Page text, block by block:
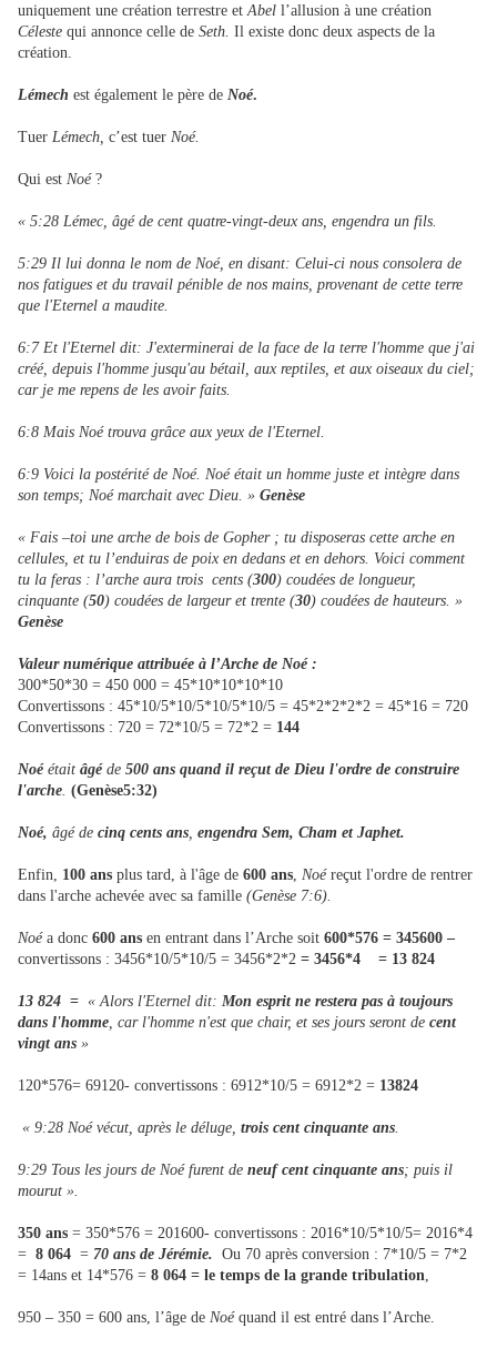
uniquement une création terrestre et Abel l’allusion à une création
Céleste qui annonce celle de Seth. Il existe donc deux aspects de la
création.
Lémech est également le père de Noé.
Tuer Lémech, c’est tuer Noé.
Qui est Noé?
« 5:28 Lémec, âgé de cent quatre-vingt-deux ans, engendra un fils.
5:29 Il lui donna le nom de Noé, en disant: Celui-ci nous consolera de
nos fatigues et du travail pénible de nos mains, provenant de cette terre
que l'Eternel a maudite.
6:7 Et l'Eternel dit: J'exterminerai de la face de la terre l'homme que j'ai
créé, depuis l'homme jusqu'au bétail, aux reptiles, et aux oiseaux du ciel;
car je me repens de les avoir faits.
6:8 Mais Noé trouva grâce aux yeux de l'Eternel.
6:9 Voici la postérité de Noé. Noé était un homme juste et intègre dans
son temps; Noé marchait avec Dieu. » Genèse
« Fais –toi une arche de bois de Gopher ; tu disposeras cette arche en
cellules, et tu l’enduiras de poix en dedans et en dehors. Voici comment
tu la feras : l’arche aura trois cents (300) coudées de longueur,
cinquante (50) coudées de largeur et trente (30) coudées de hauteurs. »
Genèse
Valeur numérique attribuée à l’Arche de Noé :
300*50*30 = 450 000 = 45*10*10*10*10
Convertissons : 45*10/5*10/5*10/5*10/5 = 45*2*2*2*2 = 45*16 = 720
Convertissons : 720 = 72*10/5 = 72*2 = 144
Noé était âgéde 500 ans quand il reçut de Dieu l'ordre de construire
l'arche (Genèse5:32)
Noé, âgé de cinq cents ans engendra Sem, Cham et Japhet.
Enfin, 100 ans plus tard, à l'âge de 600 ans Noéreçut l'ordre de rentrer
dans l'arche achevée avec sa famille (Genèse 7:6).
Noéa donc 600 ans en entrant dans l’Arche soit 600*576 = 345600 –
convertissons : 3456*10/5*10/5 = 3456*2*2 = 3456*4 = 13 824
13 824 = « Alors l'Eternel dit: Mon esprit ne restera pas à toujours
dans l'homme , car l'homme n'est que chair, et ses jours seront de cent
vingt ans »
120*576= 69120- convertissons : 6912*10/5 = 6912*2 = 13824
« 9:28 Noé vécut, après le déluge, trois cent cinquante ans
9:29 Tous les jours de Noé furent de neuf cent cinquante ans; puis il
mourut ».
350 ans = 350*576 = 201600- convertissons : 2016*10/5*10/5= 2016*4
= 8 064 = 70 ans de Jérémie. Ou 70 après conversion : 7*10/5 = 7*2
= 14ans et 14*576 = 8 064 = le temps de la grande tribulation
950 – 350 = 600 ans, l’âge de Noé quand il est entré dans l’Arche.